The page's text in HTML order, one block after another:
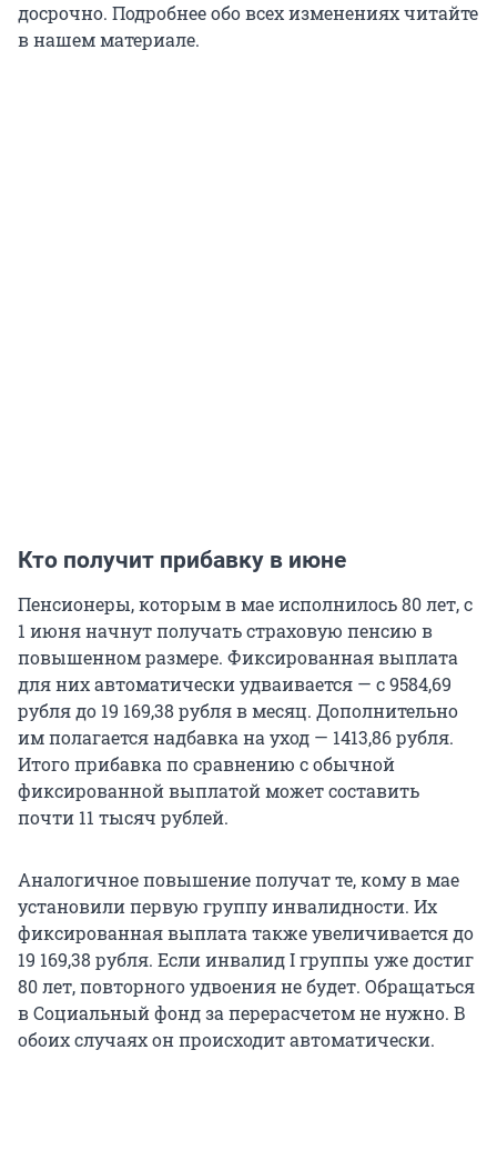
досрочно. Подробнее обо всех изменениях читайте
в нашем материале.
Кто получит прибавку в июне
Пенсионеры, которым в мае исполнилось 80 лет, с
1 июня начнут получать страховую пенсию в
повышенном размере. Фиксированная выплата
для них автоматически удваивается — с 9584,69
рубля до 19 169,38 рубля в месяц. Дополнительно
им полагается надбавка на уход — 1413,86 рубля.
Итого прибавка по сравнению с обычной
фиксированной выплатой может составить
почти 11 тысяч рублей.
Аналогичное повышение получат те, кому в мае
установили первую группу инвалидности. Их
фиксированная выплата также увеличивается до
19 169,38 рубля. Если инвалид I группы уже достиг
80 лет, повторного удвоения не будет. Обращаться
в Социальный фонд за перерасчетом не нужно. В
обоих случаях он происходит автоматически.